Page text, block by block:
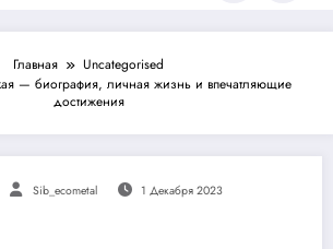
Главная
Uncategorised
— биография, личная жизнь и впечатляющие
достижения
Sib_ecometal 1 Декабря 2023